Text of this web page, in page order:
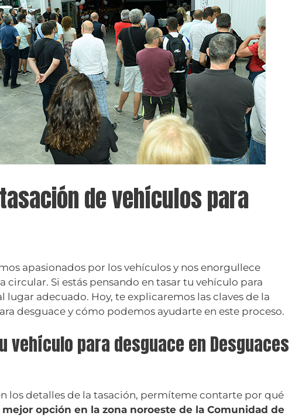
de vehículos para
apasionados por los vehículos y nos enorgullece
Si estás pensando en tasar tu vehículo para
lugar adecuado. Hoy, te explicaremos las claves de la
desguace y cómo podemos ayudarte en este proceso.
vehículo para desguace en Desguaces
los detalles de la tasación, permíteme contarte por qué
mejor opción en la zona noroeste de la Comunidad de